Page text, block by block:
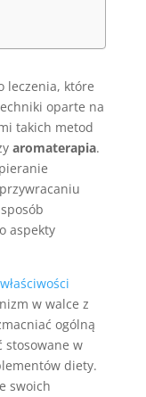
leczenia, które
oparte na
takich metod
aromaterapia.
aspekty
właściwości
w walce z
ogólną
stosowane w
diety.
swoich